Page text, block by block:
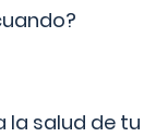
la salud de tu